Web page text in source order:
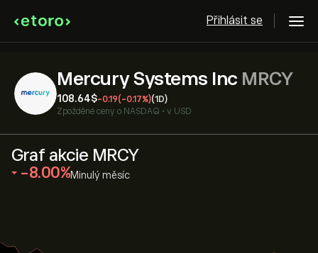
Přihlásit se
Mercury Systems Inc MRCY
108.64‎$‎-0.19(-0.17%)(1D)
Zpožděné ceny o NASDAQ • v USD
Graf akcie MRCY
‎-8.00‎ Minulý měsíc